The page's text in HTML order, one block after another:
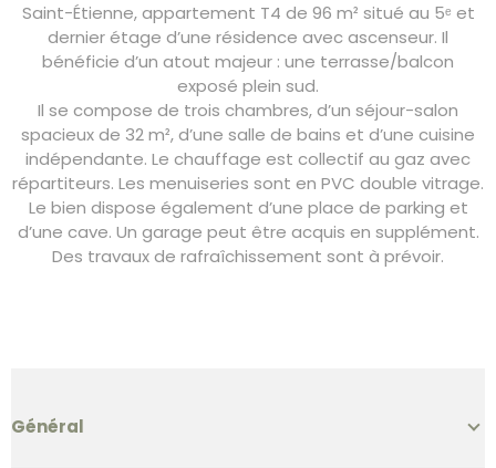
Saint-Étienne, appartement T4 de 96 m² situé au 5ᵉ et
dernier étage d’une résidence avec ascenseur. Il
bénéficie d’un atout majeur : une terrasse/balcon
exposé plein sud.
Il se compose de trois chambres, d’un séjour-salon
spacieux de 32 m², d’une salle de bains et d’une cuisine
indépendante. Le chauffage est collectif au gaz avec
répartiteurs. Les menuiseries sont en PVC double vitrage.
Le bien dispose également d’une place de parking et
d’une cave. Un garage peut être acquis en supplément.
Des travaux de rafraîchissement sont à prévoir.
Général